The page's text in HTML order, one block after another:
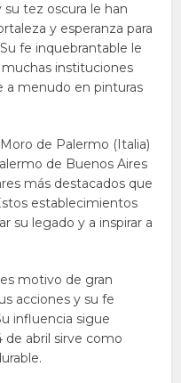
tez oscura le han
y esperanza para
fe inquebrantable le
instituciones
a menudo en pinturas
de Palermo (Italia)
de Buenos Aires
más destacados que
establecimientos
su legado y a inspirar a
motivo de gran
acciones y su fe
influencia sigue
de abril sirve como